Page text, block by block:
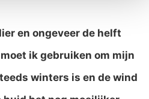
en ongeveer de helft
ik gebruiken om mijn
winters is en de wind